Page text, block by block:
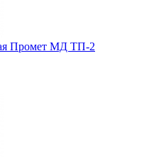
Промет МД ТП-2